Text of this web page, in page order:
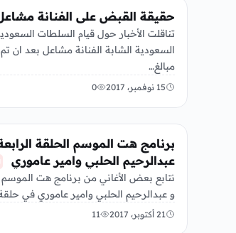
حقيقة القبض على الفنانة
تناقلت الأخبار حول قيام السلطات
السعودية الشابة الفنانة مشاعل بعد ان
مبالغ…
15 نوفمبر، 2017 0
برنامج هت الموسم الحلقة
عبدالرحيم الحلبي وامير عاموري
نتابع بعض الأغاني من برنامج هت الموسم
و عبدالرحيم الحلبي وامير عاموري في
الرائعين…
21 أكتوبر، 2017 11